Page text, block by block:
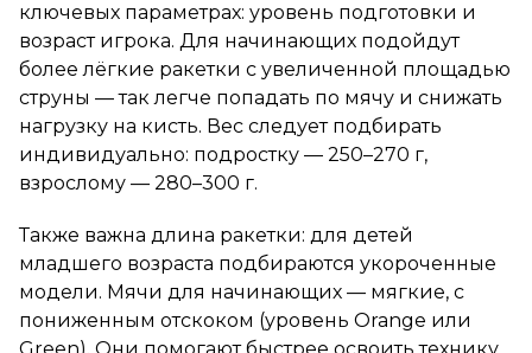
ключевых параметрах: уровень подготовки и
возраст игрока. Для начинающих подойдут
более лёгкие ракетки с увеличенной площадью
струны — так легче попадать по мячу и снижать
нагрузку на кисть. Вес следует подбирать
индивидуально: подростку — 250–270 г,
взрослому — 280–300 г.
Также важна длина ракетки: для детей
младшего возраста подбираются укороченные
модели. Мячи для начинающих — мягкие, с
пониженным отскоком (уровень Orange или